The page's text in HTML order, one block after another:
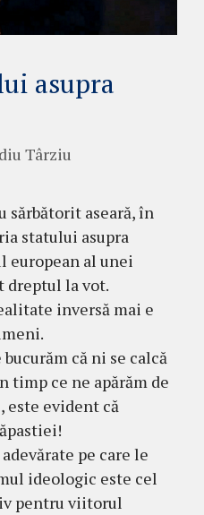
asupra
Târziu
sărbătorit aseară, în
statului asupra
european al unei
dreptul la vot.
inversă mai e
bucurăm că ni se calcă
ce ne apărăm de
evident că
pe care le
ideologic este cel
pentru viitorul